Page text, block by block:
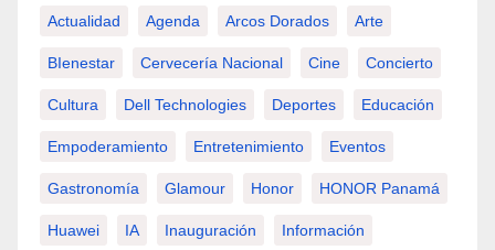
Actualidad Agenda Arcos Dorados Arte
BIenestar Cervecería Nacional Cine Concierto
Cultura Dell Technologies Deportes Educación
Empoderamiento Entretenimiento Eventos
Gastronomía Glamour Honor HONOR Panamá
Huawei IA Inauguración Información